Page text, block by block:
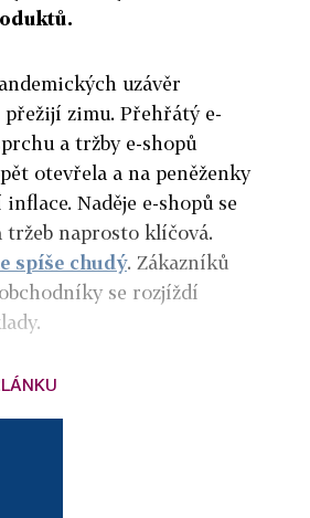
uzávěr
přežijí zimu. Přehřátý e-
a tržby e-shopů
otevřela a na peněženky
Naděje e-shopů se
naprosto klíčová.
spíše chudý. Zákazníků
se rozjíždí